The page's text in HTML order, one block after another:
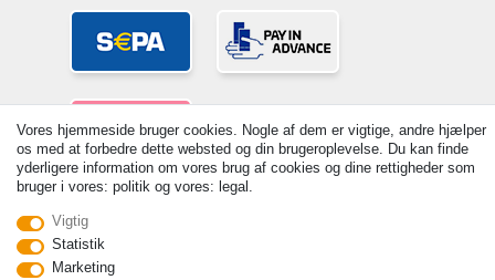
VAT Basic prices see article detail | * Applies to deliveries to the UK!
Withdraw from contract here
Vores hjemmeside bruger cookies. Nogle af dem er vigtige, andre hjælper
os med at forbedre dette websted og din brugeroplevelse. Du kan finde
yderligere information om vores brug af cookies og dine rettigheder som
bruger i vores: politik og vores: legal.
Vigtig
Statistik
Marketing